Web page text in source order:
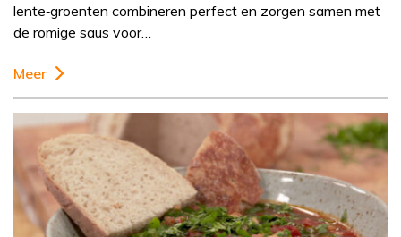
lente‑groenten combineren perfect en zorgen samen met
de romige saus voor…
Meer